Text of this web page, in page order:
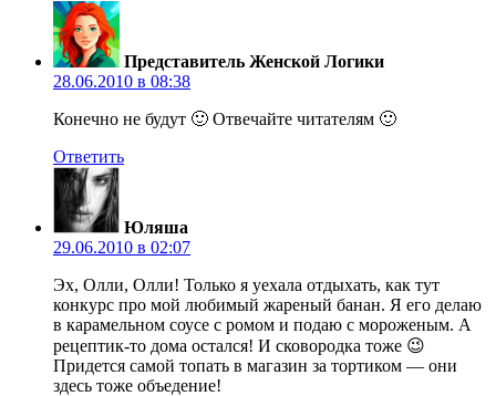
Представитель Женской Логики
28.06.2010 в 08:38
Конечно не будут 🙂 Отвечайте читателям 🙂
Ответить
Юляша
29.06.2010 в 02:07
Эх, Олли, Олли! Только я уехала отдыхать, как тут
конкурс про мой любимый жареный банан. Я его делаю
в карамельном соусе с ромом и подаю с мороженым. А
рецептик-то дома остался! И сковородка тоже 😉
Придется самой топать в магазин за тортиком — они
здесь тоже объедение!